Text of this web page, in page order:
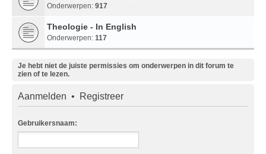
Onderwerpen: 917
Theologie - In English
Onderwerpen: 117
Je hebt niet de juiste permissies om onderwerpen in dit forum te
zien of te lezen.
Aanmelden • Registreer
Gebruikersnaam: